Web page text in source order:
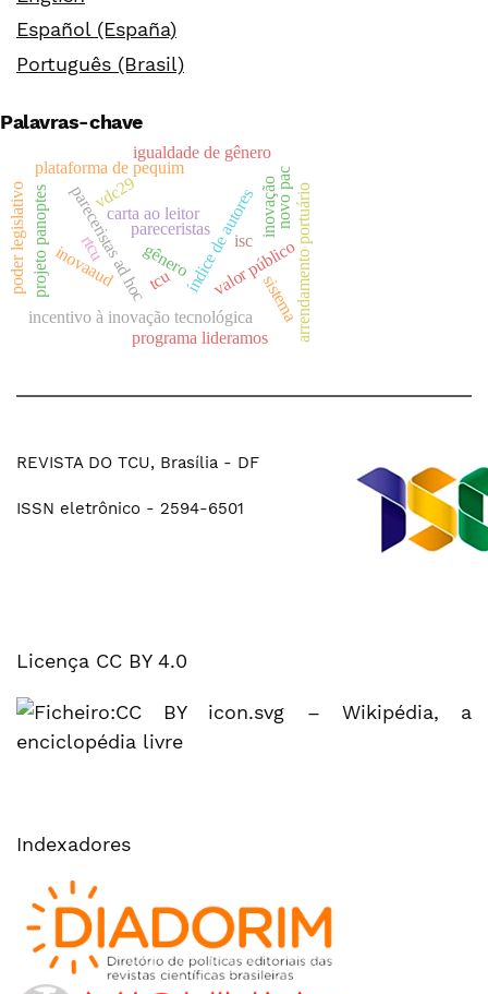
Español (España)
Português (Brasil)
Palavras-chave
pareceristas ad hoc índice de autores
carta ao leitor
plataforma de pequim
gênero
igualdade de gênero
valor público
inovaaud
projeto panoptes arrendamento portuário
incentivo à inovação tecnológica
vdc29
programa lideramos
tcu
isc
pareceristas
poder legislativo
sistema
rtcu
inovaçãonovo pac
REVISTA DO TCU, Brasília - DF
ISSN eletrônico - 2594-6501
Licença CC BY 4.0
Indexadores